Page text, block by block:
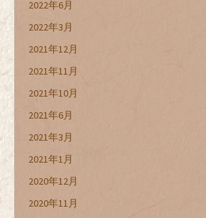
2022年6月
2022年3月
2021年12月
2021年11月
2021年10月
2021年6月
2021年3月
2021年1月
2020年12月
2020年11月